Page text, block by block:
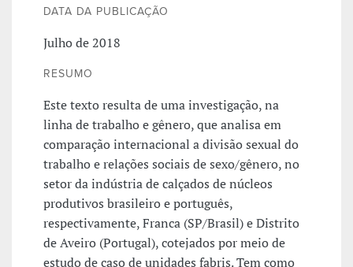
DATA DA PUBLICAÇÃO
Julho de 2018
RESUMO
Este texto resulta de uma investigação, na
linha de trabalho e gênero, que analisa em
comparação internacional a divisão sexual do
trabalho e relações sociais de sexo/gênero, no
setor da indústria de calçados de núcleos
produtivos brasileiro e português,
respectivamente, Franca (SP/Brasil) e Distrito
de Aveiro (Portugal), cotejados por meio de
estudo de caso de unidades fabris. Tem como